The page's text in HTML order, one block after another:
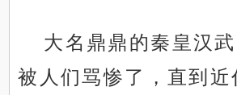
大名鼎鼎的秦皇汉
被人们骂惨了，直到近